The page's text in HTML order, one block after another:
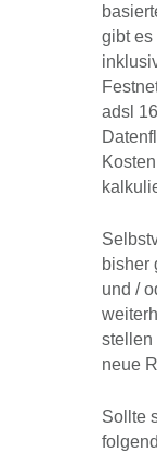
gibt es
adsl
bisher
und /
stellen
neue
Sollte